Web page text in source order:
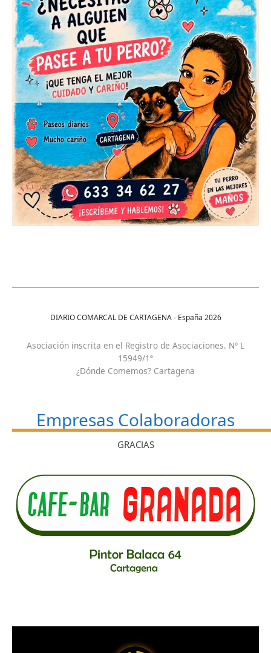
DIARIO COMARCAL DE CARTAGENA - España 2026
Asociación inscrita en el Registro de Asociaciones. Nº L
15949/1ª
¿Dónde Comemos? Cartagena
Empresas Colaboradoras
GRACIAS